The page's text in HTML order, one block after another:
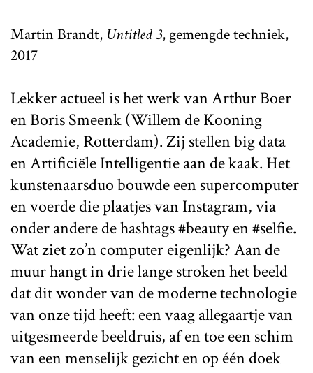
Martin Brandt, Untitled 3, gemengde techniek,
2017
Lekker actueel is het werk van Arthur Boer
en Boris Smeenk (Willem de Kooning
Academie, Rotterdam). Zij stellen big data
en Artificiële Intelligentie aan de kaak. Het
kunstenaarsduo bouwde een supercomputer
en voerde die plaatjes van Instagram, via
onder andere de hashtags #beauty en #selfie.
Wat ziet zo’n computer eigenlijk? Aan de
muur hangt in drie lange stroken het beeld
dat dit wonder van de moderne technologie
van onze tijd heeft: een vaag allegaartje van
uitgesmeerde beeldruis, af en toe een schim
van een menselijk gezicht en op één doek